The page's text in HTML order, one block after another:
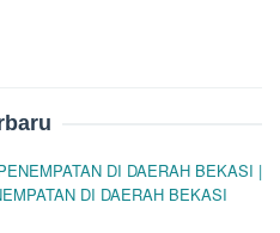
DI DAERAH BEKASI |
DI DAERAH BEKASI